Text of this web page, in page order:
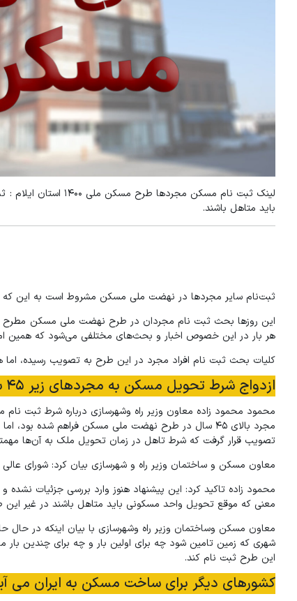
لینک ثبت نام
باید متاهل باشند.
ثبت‌نام سایر مجردها در نهضت ملی مسکن مشروط است به این که
این روزها بحث ثبت نام مجردان در طرح نهضت ملی مسکن مطرح
هر بار در این خصوص اخبار و بحث‌های مختلفی می‌شود که همین
کلیات بحث ثبت نام افراد مجرد در این طرح به تصویب رسیده،
ازدواج شرط تحویل مسکن به مجردهای زیر ۴۵ سال
محمود محمود زاده معاون وزیر راه وشهرسازی درباره شرط ثبت
مجرد بالای ۴۵ سال در طرح نهضت ملی مسکن فراهم شده
تصویب قرار گرفت که شرط تاهل در زمان تحویل ملک به آن‌ها
معاون مسکن و ساختمان وزیر راه و شهرسازی بیان کرد: شورای
محمود زاده تاکید کرد: این پیشنهاد هنوز وارد بررسی جزئیات
معنی که موقع تحویل واحد مسکونی باید متاهل باشند در غیر
شهری که زمین تامین شود چه برای اولین بار و چه برای چندین
این طرح ثبت نام کند.
کشورهای دیگر برای ساخت مسکن به ایران می